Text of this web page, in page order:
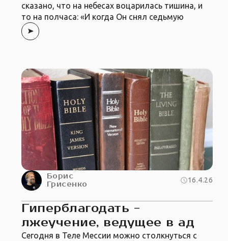
сказано, что на небесах воцарилась тишина, и
то на полчаса: «И когда Он снял седьмую
Борис
Грисенко
16.4.26
Гиперблагодать -
лжеучение, ведущее в ад
Сегодня в Теле Мессии можно столкнуться с